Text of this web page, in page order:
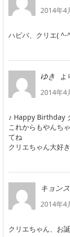
2014年4
ハピバ、クリエ(
ゆき
よ
2014年4
♪ Happy Birthday
これからもやんち
てね
クリエちゃん大好
キョン
2014年4
クリエちゃん、お